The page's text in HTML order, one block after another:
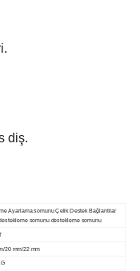
diş.
Ayarlama somunu Çelik Destek Bağlantılar
somunu destekleme somunu
20 mm/22 mm